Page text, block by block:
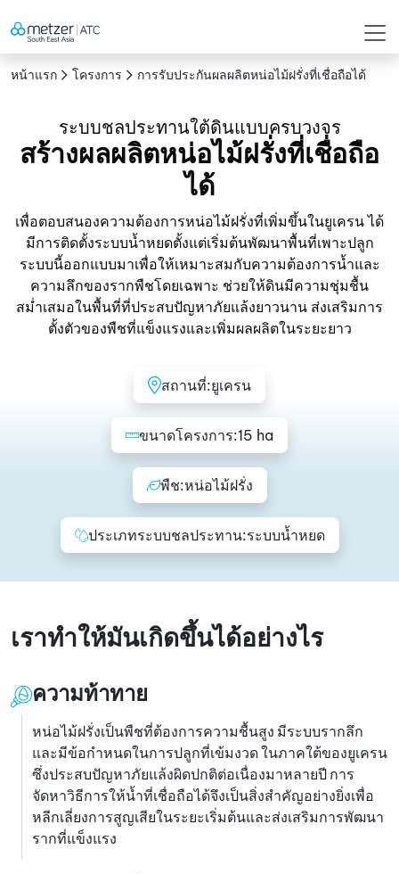
หน้าแรก โครงการ การรับประกันผลผลิตหน่อไม้ฝรั่งที่เชื่อถือได้
ระบบชลประทานใต้ดินแบบครบวงจร
สร้างผลผลิตหน่อไม้ฝรั่งที่เชื่อถือ
ได้
เพื่อตอบสนองความต้องการหน่อไม้ฝรั่งที่เพิ่มขึ้นในยูเครน ได้
มีการติดตั้งระบบน้ำหยดตั้งแต่เริ่มต้นพัฒนาพื้นที่เพาะปลูก
ระบบนี้ออกแบบมาเพื่อให้เหมาะสมกับความต้องการน้ำและ
ความลึกของรากพืชโดยเฉพาะ ช่วยให้ดินมีความชุ่มชื้น
สม่ำเสมอในพื้นที่ที่ประสบปัญหาภัยแล้งยาวนาน ส่งเสริมการ
ตั้งตัวของพืชที่แข็งแรงและเพิ่มผลผลิตในระยะยาว
สถานที่:ยูเครน
ขนาดโครงการ:15 ha
พืช:หน่อไม้ฝรั่ง
ประเภทระบบชลประทาน:ระบบน้ำหยด
เราทำให้มันเกิดขึ้นได้อย่างไร
ความท้าทาย
หน่อไม้ฝรั่งเป็นพืชที่ต้องการความชื้นสูง มีระบบรากลึก
และมีข้อกำหนดในการปลูกที่เข้มงวด ในภาคใต้ของยูเครน
ซึ่งประสบปัญหาภัยแล้งผิดปกติต่อเนื่องมาหลายปี การ
จัดหาวิธีการให้น้ำที่เชื่อถือได้จึงเป็นสิ่งสำคัญอย่างยิ่งเพื่อ
หลีกเลี่ยงการสูญเสียในระยะเริ่มต้นและส่งเสริมการพัฒนา
รากที่แข็งแรง